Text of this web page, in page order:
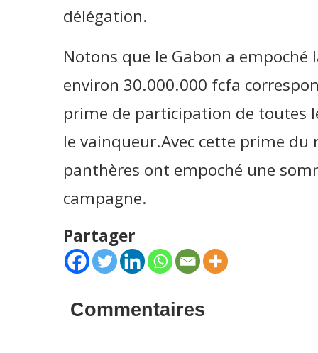
délégation.
Notons que le Gabon a
environ 30.000.000 fcfa
prime de participation de toutes
le vainqueur.Avec cette prime
panthères ont empoché une
campagne.
Partager
Commentaires